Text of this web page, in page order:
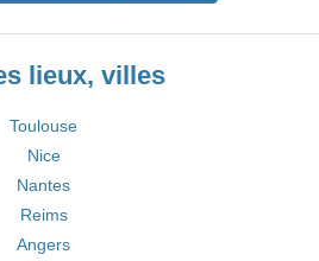
lieux, villes
Toulouse
Nice
Nantes
Reims
Angers